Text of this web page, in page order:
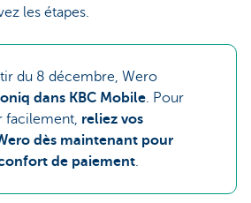
les étapes.
du 8 décembre, Wero
dans KBC Mobile. Pour
facilement, reliez vos
dès maintenant pour
de paiement.